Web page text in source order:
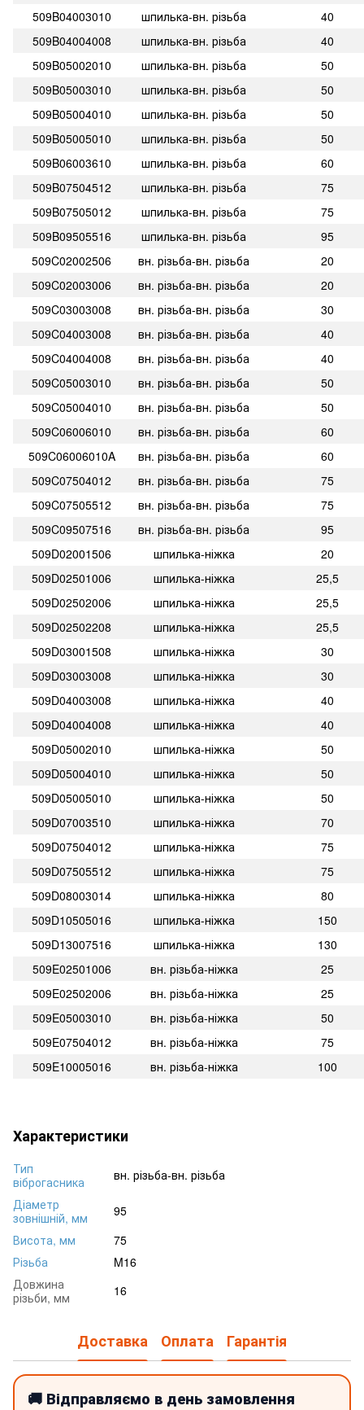
509B04003010 шпилька-вн. різьба
40
509B04004008
шпилька-вн. різьба
40
509B05002010
шпилька-вн. різьба
50
509B05003010
шпилька-вн. різьба
50
509B05004010
шпилька-вн. різьба
50
509B05005010
шпилька-вн. різьба
50
509B06003610
шпилька-вн. різьба
60
509B07504512
шпилька-вн. різьба
75
509B07505012
шпилька-вн. різьба
75
509B09505516
шпилька-вн. різьба
95
509C02002506
вн. різьба-вн. різьба
20
509C02003006
вн. різьба-вн. різьба
20
509C03003008
вн. різьба-вн. різьба
30
509C04003008
вн. різьба-вн. різьба
40
509C04004008
вн. різьба-вн. різьба
40
509C05003010
вн. різьба-вн. різьба
50
509C05004010
вн. різьба-вн. різьба
50
509C06006010
вн. різьба-вн. різьба
60
509C06006010A
вн. різьба-вн. різьба
60
509C07504012
вн. різьба-вн. різьба
75
509C07505512
вн. різьба-вн. різьба
75
509C09507516
вн. різьба-вн. різьба
95
509D02001506
шпилька-ніжка
20
509D02501006
шпилька-ніжка
25,5
509D02502006
шпилька-ніжка
25,5
509D02502208
шпилька-ніжка
25,5
509D03001508
шпилька-ніжка
30
509D03003008
шпилька-ніжка
30
509D04003008
шпилька-ніжка
40
509D04004008
шпилька-ніжка
40
509D05002010
шпилька-ніжка
50
509D05004010
шпилька-ніжка
50
509D05005010
шпилька-ніжка
50
509D07003510
шпилька-ніжка
70
509D07504012
шпилька-ніжка
75
509D07505512
шпилька-ніжка
75
509D08003014
шпилька-ніжка
80
509D10505016
шпилька-ніжка
150
509D13007516
шпилька-ніжка
130
509E02501006
вн. різьба-ніжка
25
509E02502006
вн. різьба-ніжка
25
509E05003010
вн. різьба-ніжка
50
509E07504012
вн. різьба-ніжка
75
509E10005016
вн. різьба-ніжка 100
Характеристики
Тип
віброгасника
вн. різьба-вн. різьба
Діаметр
зовнішній, мм
95
Висота, мм
75
Різьба
M16
Довжина
різьби, мм
16
Доставка Оплата Гарантія
🚚 Відправляємо в день замовлення